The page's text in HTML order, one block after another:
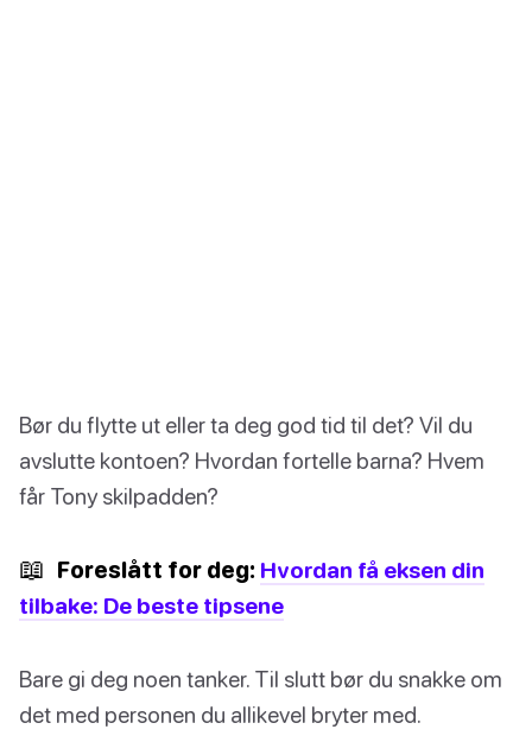
Bør du flytte ut eller ta deg god tid til det? Vil du
avslutte kontoen? Hvordan fortelle barna? Hvem
får Tony skilpadden?
📖 Foreslått for deg: Hvordan få eksen din
tilbake: De beste tipsene
Bare gi deg noen tanker. Til slutt bør du snakke om
det med personen du allikevel bryter med.